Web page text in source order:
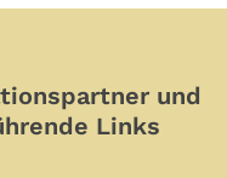
und
Links